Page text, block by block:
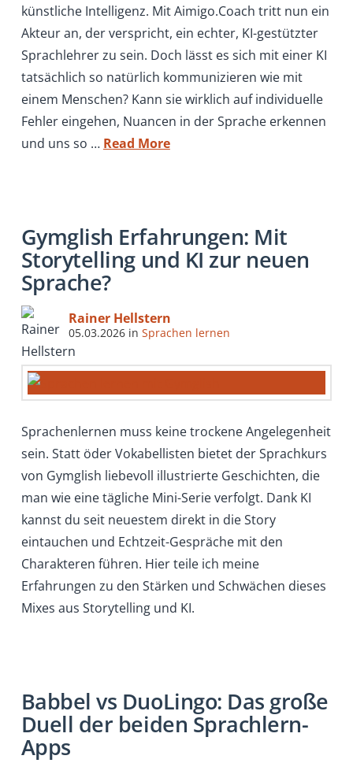
künstliche Intelligenz. Mit Aimigo.Coach tritt nun ein
Akteur an, der verspricht, ein echter, KI-gestützter
Sprachlehrer zu sein. Doch lässt es sich mit einer KI
tatsächlich so natürlich kommunizieren wie mit
einem Menschen? Kann sie wirklich auf individuelle
Fehler eingehen, Nuancen in der Sprache erkennen
und uns so … Read More
Gymglish Erfahrungen: Mit
Storytelling und KI zur neuen
Sprache?
Rainer Hellstern
05.03.2026in Sprachen lernen
Sprachenlernen muss keine trockene Angelegenheit
sein. Statt öder Vokabellisten bietet der Sprachkurs
von Gymglish liebevoll illustrierte Geschichten, die
man wie eine tägliche Mini-Serie verfolgt. Dank KI
kannst du seit neuestem direkt in die Story
eintauchen und Echtzeit-Gespräche mit den
Charakteren führen. Hier teile ich meine
Erfahrungen zu den Stärken und Schwächen dieses
Mixes aus Storytelling und KI.
Babbel vs DuoLingo: Das große
Duell der beiden Sprachlern-
Apps